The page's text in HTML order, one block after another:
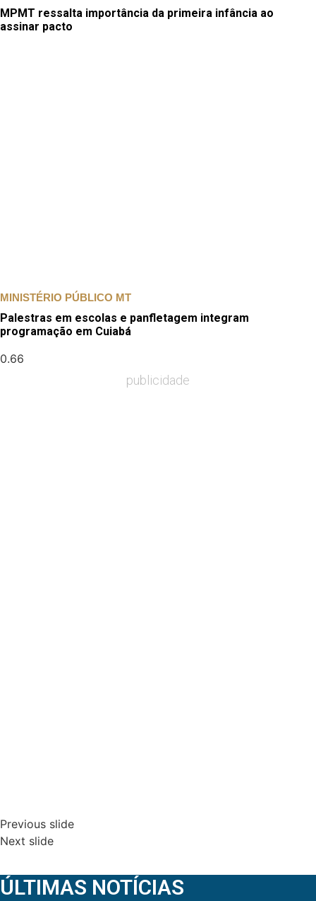
MPMT ressalta importância da primeira infância ao
assinar pacto
MINISTÉRIO PÚBLICO MT
Palestras em escolas e panfletagem integram
programação em Cuiabá
publicidade
Previous slide
Next slide
ÚLTIMAS NOTÍCIAS